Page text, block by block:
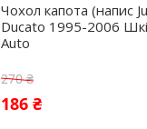
Чохол капота (напис
Ducato 1995-2006
Auto
270 ₴
186 ₴